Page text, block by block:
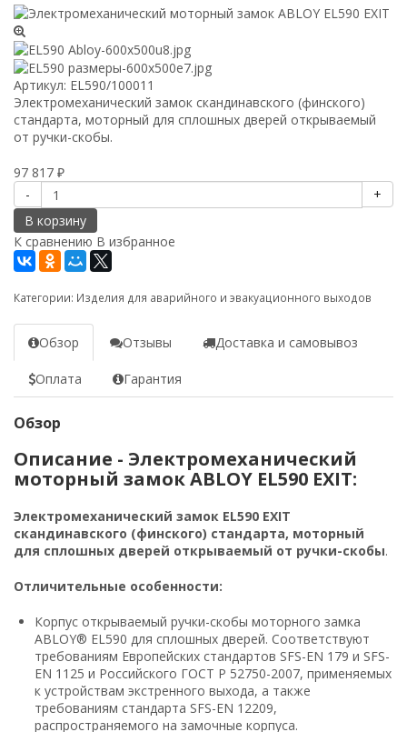
Артикул: EL590/100011
Электромеханический замок скандинавского (финского)
стандарта, моторный для сплошных дверей открываемый
от ручки-скобы.
97 817 ₽
-
+
В корзину
К сравнению В избранное
Категории: Изделия для аварийного и эвакуационного выходов
Обзор Отзывы Доставка и самовывоз
Оплата Гарантия
Обзор
Описание - Электромеханический
моторный замок ABLOY EL590 EXIT:
Электромеханический замок EL590 EXIT
скандинавского (финского) стандарта, моторный
для сплошных дверей открываемый от ручки-скобы.
Отличительные особенности:
Корпус открываемый ручки-скобы моторного замка
ABLOY® EL590 для сплошных дверей. Соответствуют
требованиям Европейских стандартов SFS-EN 179 и SFS-
EN 1125 и Российского ГОСТ Р 52750-2007, применяемых
к устройствам экстренного выхода, а также
требованиям стандарта SFS-EN 12209,
распространяемого на замочные корпуса.